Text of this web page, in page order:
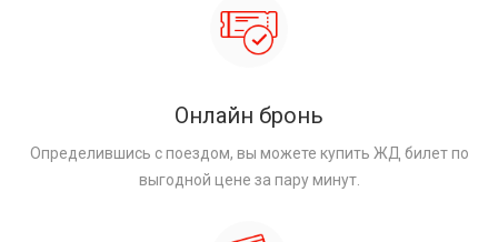
Онлайн бронь
Определившись с поездом, вы можете купить ЖД билет по
выгодной цене за пару минут.